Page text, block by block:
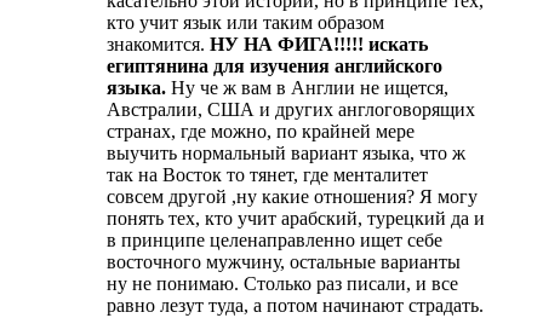
кто учит язык или таким образом
знакомится. НУ НА ФИГА!!!!! искать
египтянина для изучения английского
языка. Ну че ж вам в Англии не ищется,
Австралии, США и других англоговорящих
странах, где можно, по крайней мере
выучить нормальный вариант языка, что ж
так на Восток то тянет, где менталитет
совсем другой ,ну какие отношения? Я могу
понять тех, кто учит арабский, турецкий да и
в принципе целенаправленно ищет себе
восточного мужчину, остальные варианты
ну не понимаю. Столько раз писали, и все
равно лезут туда, а потом начинают страдать.